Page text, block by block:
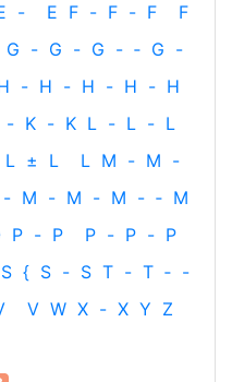
- E F - F - F
F
G - G - G - ‐ G -
- H - H - H - H
- K - K L - L - L
L ± L L M - M -
- M - M - M - ‐ M
P - P P - P - P
S { S - S T - T ‐ -
V W X - X Y Z